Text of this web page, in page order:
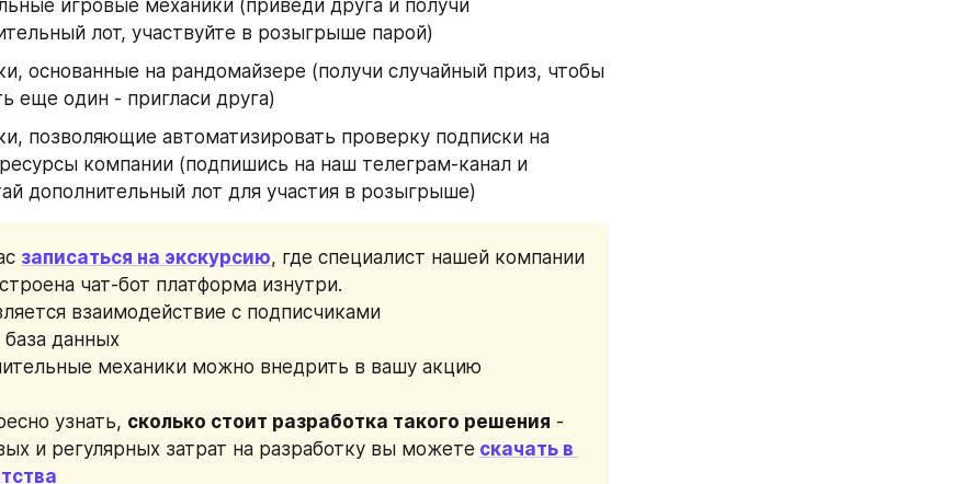
игровые механики (приведи друга и получи
лот, участвуйте в розыгрыше парой)
основанные на рандомайзере (получи случайный приз, чтобы
еще один - пригласи друга)
позволяющие автоматизировать проверку подписки на
компании (подпишись на наш телеграм-канал и
дополнительный лот для участия в розыгрыше)
записаться на экскурсию, где специалист нашей компании
чат-бот платформа изнутри.
взаимодействие с подписчиками
данных
механики можно внедрить в вашу акцию
узнать, сколько стоит разработка такого решения -
и регулярных затрат на разработку вы можете скачать в